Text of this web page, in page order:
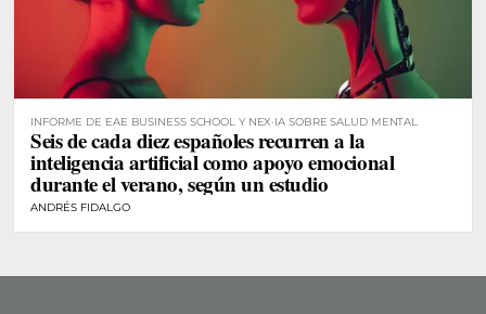
INFORME DE EAE BUSINESS SCHOOL Y NEX·IA SOBRE SALUD MENTAL
Seis de cada diez españoles recurren a la
inteligencia artificial como apoyo emocional
durante el verano, según un estudio
ANDRÉS FIDALGO